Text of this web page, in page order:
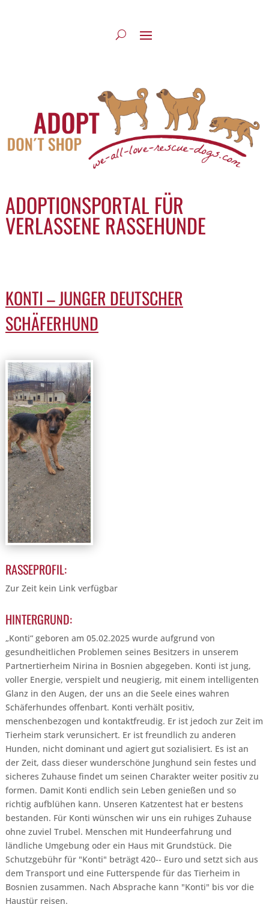
ADOPTIONSPORTAL FÜR
VERLASSENE RASSEHUNDE
KONTI – JUNGER DEUTSCHER
SCHÄFERHUND
RASSEPROFIL:
Zur Zeit kein Link verfügbar
HINTERGRUND:
„Konti“ geboren am 05.02.2025 wurde aufgrund von
gesundheitlichen Problemen seines Besitzers in unserem
Partnertierheim Nirina in Bosnien abgegeben. Konti ist jung,
voller Energie, verspielt und neugierig, mit einem intelligenten
Glanz in den Augen, der uns an die Seele eines wahren
Schäferhundes offenbart. Konti verhält positiv,
menschenbezogen und kontaktfreudig. Er ist jedoch zur Zeit im
Tierheim stark verunsichert. Er ist freundlich zu anderen
Hunden, nicht dominant und agiert gut sozialisiert. Es ist an
der Zeit, dass dieser wunderschöne Junghund sein festes und
sicheres Zuhause findet um seinen Charakter weiter positiv zu
formen. Damit Konti endlich sein Leben genießen und so
richtig aufblühen kann. Unseren Katzentest hat er bestens
bestanden. Für Konti wünschen wir uns ein ruhiges Zuhause
ohne zuviel Trubel. Menschen mit Hundeerfahrung und
ländliche Umgebung oder ein Haus mit Grundstück. Die
Schutzgebühr für "Konti" beträgt 420-- Euro und setzt sich aus
dem Transport und eine Futterspende für das Tierheim in
Bosnien zusammen. Nach Absprache kann "Konti" bis vor die
Haustür reisen.